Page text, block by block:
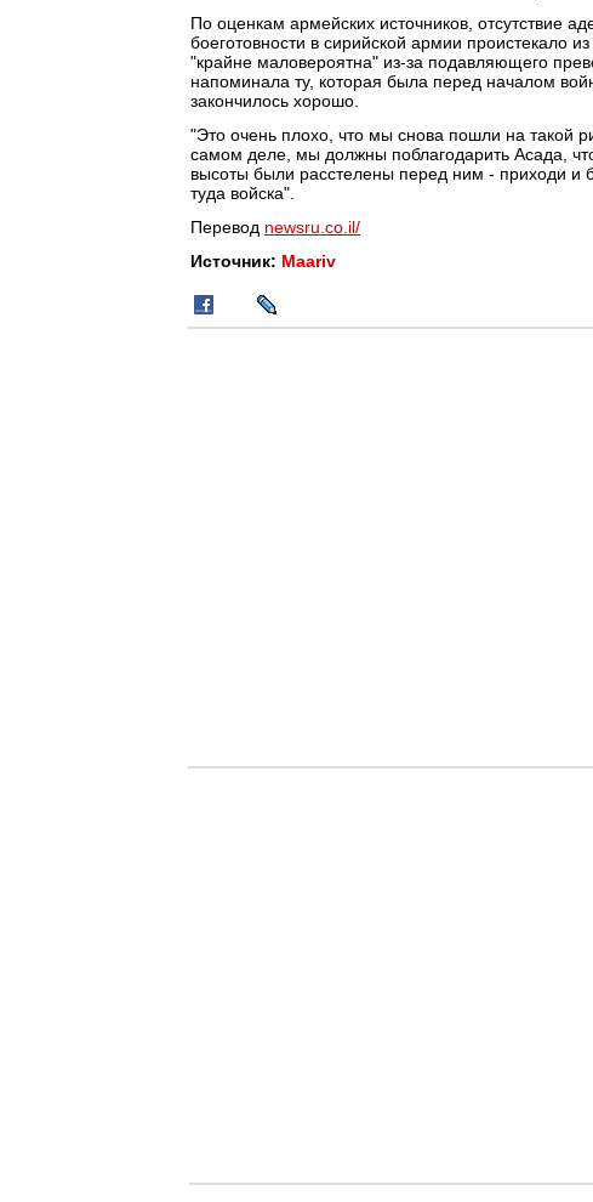
По оценкам армейских источников, отсутствие
боеготовности в сирийской армии проистекало
"крайне маловероятна" из-за подавляющего
напоминала ту, которая была перед началом
закончилось хорошо.
"Это очень плохо, что мы снова пошли на такой
самом деле, мы должны поблагодарить Асада,
высоты были расстелены перед ним - приходи и
туда войска".
Перевод newsru.co.il/
Источник: Maariv